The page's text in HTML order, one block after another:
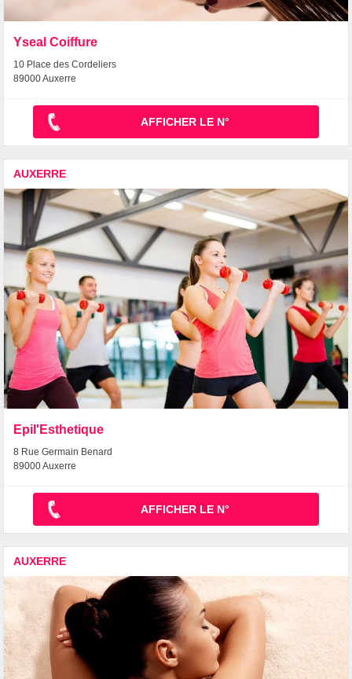
Yseal Coiffure
10 Place des Cordeliers
89000 Auxerre
AFFICHER LE N°
AUXERRE
Epil'Esthetique
8 Rue Germain Benard
89000 Auxerre
AFFICHER LE N°
AUXERRE